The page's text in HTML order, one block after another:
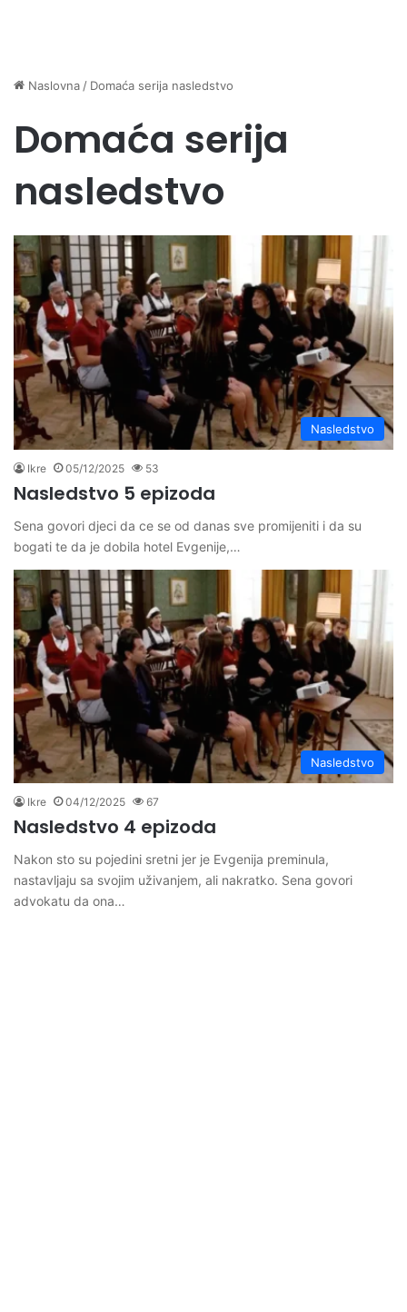
Naslovna / Domaća serija nasledstvo
Domaća serija
nasledstvo
Nasledstvo
Ikre 05/12/2025 53
Nasledstvo 5 epizoda
Sena govori djeci da ce se od danas sve promijeniti i da su
bogati te da je dobila hotel Evgenije,…
Nasledstvo
Ikre 04/12/2025 67
Nasledstvo 4 epizoda
Nakon sto su pojedini sretni jer je Evgenija preminula,
nastavljaju sa svojim uživanjem, ali nakratko. Sena govori
advokatu da ona…